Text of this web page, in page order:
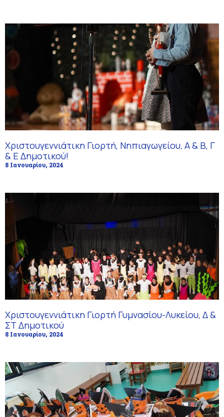
Χριστουγεννιάτικη Γιορτή, Νηπιαγωγείου, Α & Β, Γ
& Ε Δημοτικού!
8 Ιανουαρίου, 2024
Χριστουγεννιάτικη Γιορτή Γυμνασίου-Λυκείου, Δ &
ΣΤ Δημοτικού
8 Ιανουαρίου, 2024